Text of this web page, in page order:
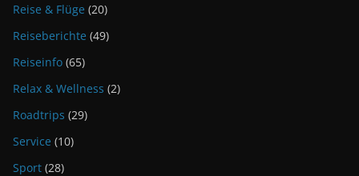
Reise & Flüge (20)
Reiseberichte (49)
Reiseinfo (65)
Relax & Wellness (2)
Roadtrips (29)
Service (10)
Sport (28)